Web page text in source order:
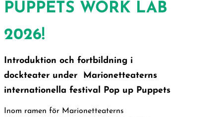
PUPPETS WORK LAB
2026!
Introduktion och fortbildning i
dockteater under Marionetteaterns
internationella festival Pop up Puppets
Inom ramen för Marionetteaterns